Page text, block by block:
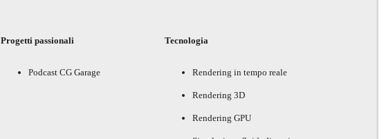
Progetti passionali
Podcast CG Garage
Tecnologia
Rendering in tempo reale
Rendering 3D
Rendering GPU